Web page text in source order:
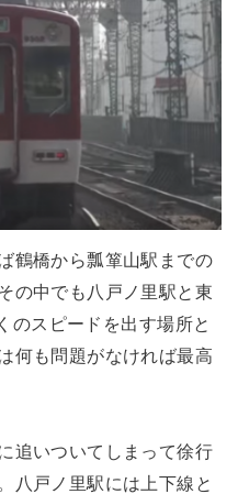
鶴橋から瓢箪山駅までの
の中でも八戸ノ里駅と東
のスピードを出す場所と
何も問題がなければ最高
追いついてしまって徐行
八戸ノ里駅には上下線と